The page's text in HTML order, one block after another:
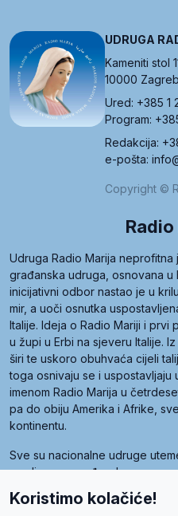
UDRUGA
Kameniti stol
10000
Ured: +385 1
Program:
Redakcija:
e-pošta:
Copyright ©
Udruga Radio Marija
građanska udruga, osnovana u
inicijativni odbor nastao je u
mir, a uoči osnutka
Italije. Ideja o Radio Mariji i prvi
u župi u Erbi na sjeveru Italije.
širi te uskoro obuhvaća cijeli
toga osnivaju se i uspostavljaju
imenom Radio Marija u
pa do obiju Amerika i Afrike,
kontinentu.
Sve su nacionalne udruge
zemljama, a međusobna su
pod nazivom Svjetska obitelj
Radio Maria). Svjetsku obitelj
Koristimo kolačiće!